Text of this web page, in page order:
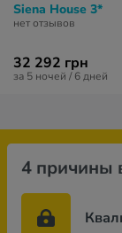
Siena House 3*
нет отзывов
32 292 грн
за 5 ночей / 6 дней
4 причины